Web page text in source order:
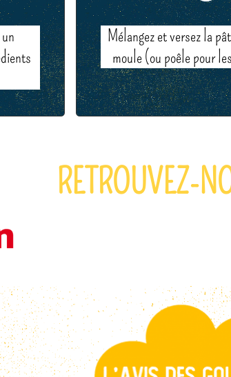
Mélangez et versez la
moule (ou poêle pour
RETROUVEZ-